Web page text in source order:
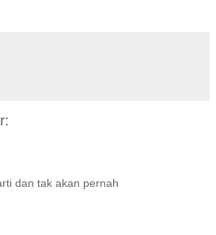
dan tak akan pernah